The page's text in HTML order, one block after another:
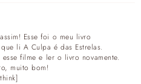
Esse foi o meu livro
li A Culpa é das Estrelas.
filme e ler o livro novamente.
muito bom!